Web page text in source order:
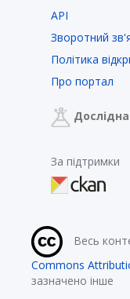
API
Зворотний
Політика
Про портал
За підтримки
Весь
Commons
зазначено інше